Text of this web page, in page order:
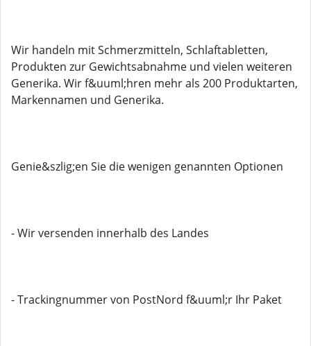
Wir handeln mit Schmerzmitteln, Schlaftabletten,
Produkten zur Gewichtsabnahme und vielen weiteren
Generika. Wir f&uuml;hren mehr als 200 Produktarten,
Markennamen und Generika.
Genie&szlig;en Sie die wenigen genannten Optionen
- Wir versenden innerhalb des Landes
- Trackingnummer von PostNord f&uuml;r Ihr Paket